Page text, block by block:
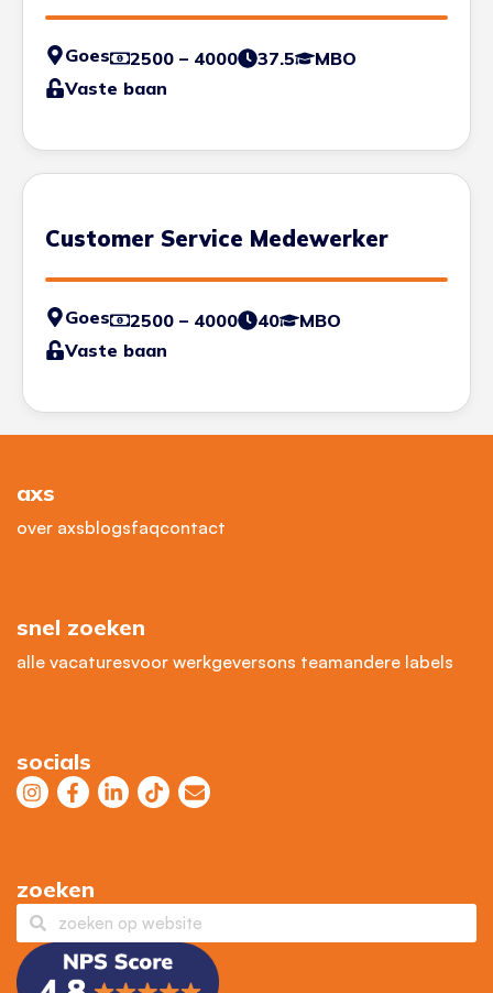
Goes 2500 – 4000 37.5
MBO
Vaste baan
Customer Service Medewerker
Goes 2500 – 4000 40
MBO
Vaste baan
axs
over axsblogsfaqcontact
snel zoeken
alle vacaturesvoor werkgeversons teamandere labels
socials
zoeken